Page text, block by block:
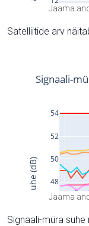
Jaama
Satelliitide arv
Jaama
Signaali-müra